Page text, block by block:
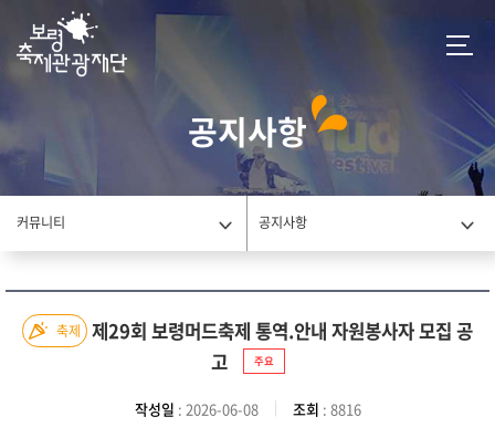
공지사항
커뮤니티 공지사항
축제
제29회 보령머드축제 통역.안내 자원봉사자 모집 공
고
주요
작성일 : 2026-06-08 조회 : 8816